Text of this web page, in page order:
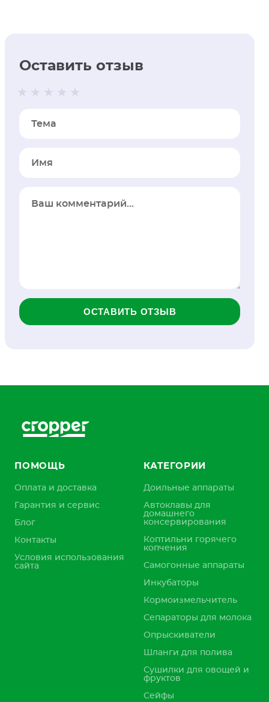
Оставить отзыв
Тема
Имя
ОСТАВИТЬ ОТЗЫВ
ПОМОЩЬ
Оплата и доставка
Гарантия и сервис
Блог
Контакты
Условия использования
сайта
КАТЕГОРИИ
Доильные аппараты
Автоклавы для
домашнего
консервирования
Коптильни горячего
копчения
Самогонные аппараты
Инкубаторы
Кормоизмельчитель
Сепараторы для молока
Опрыскиватели
Шланги для полива
Сушилки для овощей и
фруктов
Сейфы